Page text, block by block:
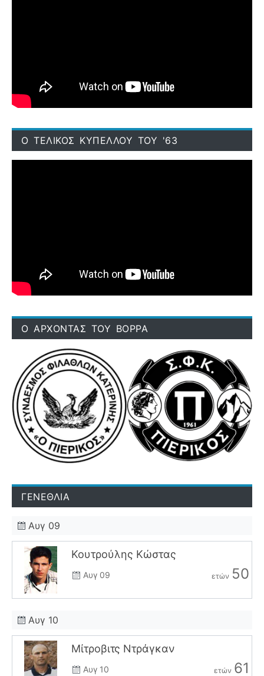
Ο ΤΕΛΙΚΟΣ ΚΥΠΕΛΛΟΥ ΤΟΥ '63
Ο ΑΡΧΟΝΤΑΣ ΤΟΥ ΒΟΡΡΑ
ΓΕΝΕΘΛΙΑ
Αυγ 09
Κουτρούλης Κώστας
Αυγ 09 ετών 50
Αυγ 10
Μίτροβιτς Ντράγκαν
Αυγ 10 ετών 61